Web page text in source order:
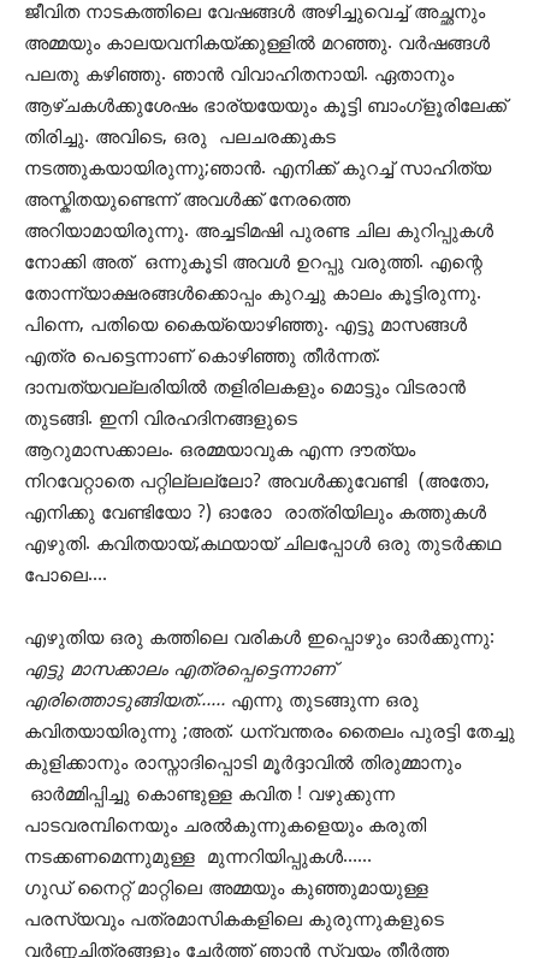
ജീവിത നാടകത്തിലെ വേഷങ്ങൾ അഴിച്ചുവെച്ച് അച്ഛനും
അമ്മയും കാലയവനികയ്ക്കുള്ളിൽ മറഞ്ഞു. വർഷങ്ങൾ
പലതു കഴിഞ്ഞു. ഞാൻ വിവാഹിതനായി. ഏതാനും
ആഴ്ചകൾക്കുശേഷം ഭാര്യയേയും കൂട്ടി ബാംഗ്ളൂരിലേക്ക്
തിരിച്ചു. അവിടെ, ഒരു പലചരക്കുകട
നടത്തുകയായിരുന്നു;ഞാൻ. എനിക്ക് കുറച്ച് സാഹിത്യ
അസ്കിതയുണ്ടെന്ന് അവൾക്ക് നേരത്തെ
അറിയാമായിരുന്നു. അച്ചടിമഷി പുരണ്ട ചില കുറിപ്പുകൾ
നോക്കി അത് ഒന്നുകൂടി അവൾ ഉറപ്പു വരുത്തി. എന്റെ
തോന്ന്യാക്ഷരങ്ങൾക്കൊപ്പം കുറച്ചു കാലം കൂട്ടിരുന്നു.
പിന്നെ, പതിയെ കൈയ്യൊഴിഞ്ഞു. എട്ടു മാസങ്ങൾ
എത്ര പെട്ടെന്നാണ് കൊഴിഞ്ഞു തീർന്നത്.
ദാമ്പത്യവല്ലരിയിൽ തളിരിലകളും മൊട്ടും വിടരാൻ
തുടങ്ങി. ഇനി വിരഹദിനങ്ങളുടെ
ആറുമാസക്കാലം. ഒരമ്മയാവുക എന്ന ദൗത്യം
നിറവേറ്റാതെ പറ്റില്ലല്ലോ? അവൾക്കുവേണ്ടി (അതോ,
എനിക്കു വേണ്ടിയോ ?) ഓരോ രാത്രിയിലും കത്തുകൾ
എഴുതി. കവിതയായ്,കഥയായ് ചിലപ്പോൾ ഒരു തുടർക്കഥ
പോലെ….
എഴുതിയ ഒരു കത്തിലെ വരികൾ ഇപ്പൊഴും ഓർക്കുന്നു:
എട്ടു മാസക്കാലം എത്രപ്പെട്ടെന്നാണ്
എരിത്തൊടുങ്ങിയത്…… എന്നു തുടങ്ങുന്ന ഒരു
കവിതയായിരുന്നു ;അത്. ധന്വന്തരം തൈലം പുരട്ടി തേച്ചു
കുളിക്കാനും രാസ്നാദിപ്പൊടി മൂർദ്ദാവിൽ തിരുമ്മാനും
ഓർമ്മിപ്പിച്ചു കൊണ്ടുള്ള കവിത ! വഴുക്കുന്ന
പാടവരമ്പിനെയും ചരൽകുന്നുകളെയും കരുതി
നടക്കണമെന്നുമുള്ള മുന്നറിയിപ്പുകൾ……
ഗുഡ് നൈറ്റ് മാറ്റിലെ അമ്മയും കുഞ്ഞുമായുള്ള
പരസ്യവും പത്രമാസികകളിലെ കുരുന്നുകളുടെ
വർണ്ണചിത്രങ്ങളും ചേർത്ത് ഞാൻ സ്വയം തീർത്ത